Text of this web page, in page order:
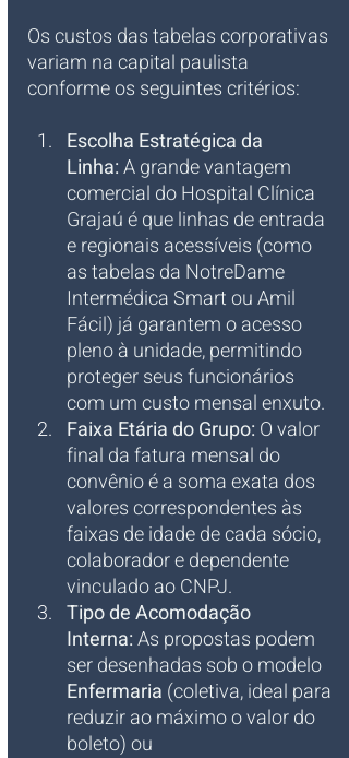
Os custos das tabelas corporativas
variam na capital paulista
conforme os seguintes critérios:
Escolha Estratégica da
Linha: A grande vantagem
comercial do Hospital Clínica
Grajaú é que linhas de entrada
e regionais acessíveis (como
as tabelas da NotreDame
Intermédica Smart ou Amil
Fácil) já garantem o acesso
pleno à unidade, permitindo
proteger seus funcionários
com um custo mensal enxuto.
Faixa Etária do Grupo: O valor
final da fatura mensal do
convênio é a soma exata dos
valores correspondentes às
faixas de idade de cada sócio,
colaborador e dependente
vinculado ao CNPJ.
Tipo de Acomodação
Interna: As propostas podem
ser desenhadas sob o modelo
Enfermaria (coletiva, ideal para
reduzir ao máximo o valor do
boleto) ou